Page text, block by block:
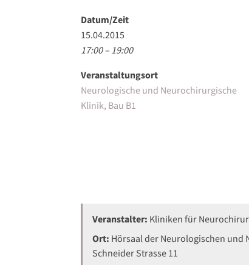
Datum/Zeit
15.04.2015
17:00 – 19:00
Veranstaltungsort
Neurologische und Neurochirurgische
Klinik, Bau B1
Veranstalter: Kliniken für
Ort: Hörsaal der Neurologischen und
Schneider Strasse 11